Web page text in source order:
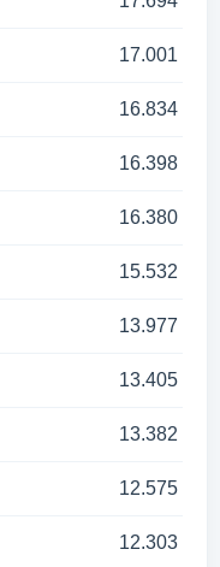
17.001
16.834
16.398
16.380
15.532
13.977
13.405
13.382
12.575
12.303